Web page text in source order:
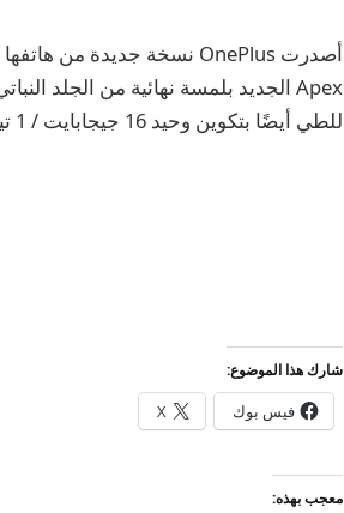
للطي أيضًا بتكوين وحيد 16 جيجابايت / 1 تيرابايت. الجديد
شارك هذا الموضوع:
فيس بوك X
معجب بهذه: